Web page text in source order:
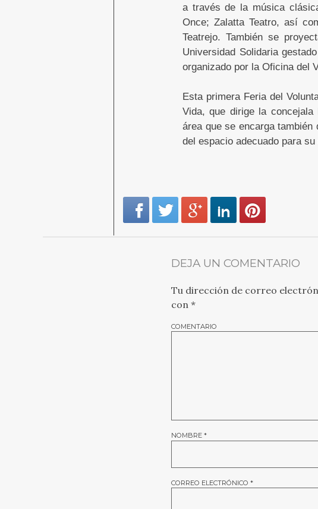
a través de la música
Once; Zalatta Teatro, así
Teatrejo. También se
Universidad Solidaria
organizado por la Oficina del
Esta primera Feria del
Vida, que dirige la
área que se encarga
del espacio adecuado para
DEJA UN COMENTARIO
Tu dirección de correo
con *
COMENTARIO
NOMBRE *
CORREO ELECTRÓNICO *